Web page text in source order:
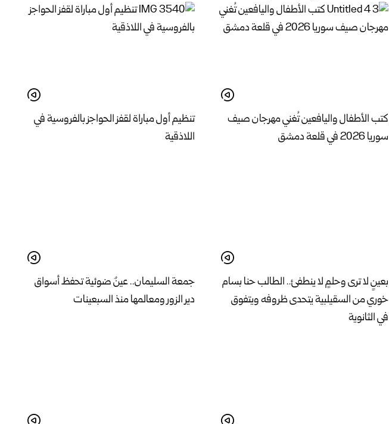
كتب الأطفال واليافعين تُغني مهرجان صيف
سوريا 2026 في قلعة دمشق
تنظيم أول مباراة لقفز الحواجز بالفروسية في
اللاذقية
بعينٍ لا ترى وحلمٍ لا ينطفئ.. الطالب حنا بسام
خوري من السقيلبية يتحدى ظروفه ويتفوق
في الثانوية
جمعة السليمان.. عينٌ ضوئية تحفظ أسواق
دير الزور ومعالمها منذ السبعينات